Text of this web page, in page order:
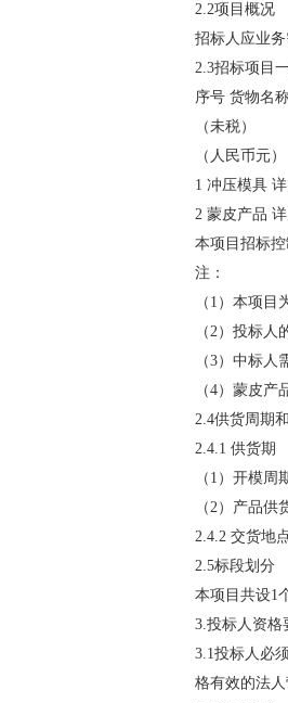
2.2项目概况
招标人应业
2.3招标项目
序号 货物名
（未税）
（人民币元）
1 冲压模具
2 蒙皮产品
本项目招标控
注：
（1）本项
（2）投标
（3）中标人
（4）蒙皮产
2.4供货周期
2.4.1 供货期
（1）开模
（2）产品供
2.4.2 交货地
2.5标段划分
本项目共设1
3.投标人资格
3.1投标人必
格有效的法